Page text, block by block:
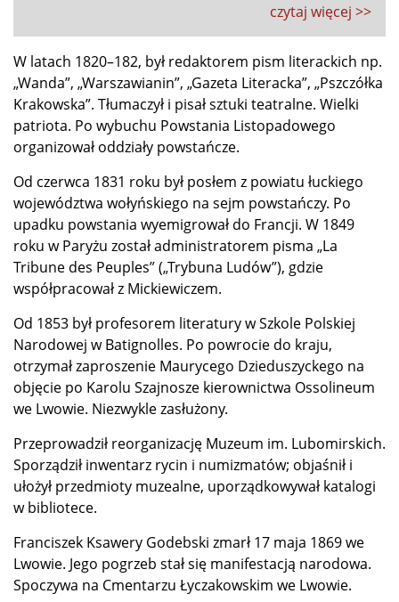
czytaj więcej >>
W latach 1820–182, był redaktorem pism literackich np.
„Wanda”, „Warszawianin”, „Gazeta Literacka”, „Pszczółka
Krakowska”. Tłumaczył i pisał sztuki teatralne. Wielki
patriota. Po wybuchu Powstania Listopadowego
organizował oddziały powstańcze.
Od czerwca 1831 roku był posłem z powiatu łuckiego
województwa wołyńskiego na sejm powstańczy. Po
upadku powstania wyemigrował do Francji. W 1849
roku w Paryżu został administratorem pisma „La
Tribune des Peuples” („Trybuna Ludów”), gdzie
współpracował z Mickiewiczem.
Od 1853 był profesorem literatury w Szkole Polskiej
Narodowej w Batignolles. Po powrocie do kraju,
otrzymał zaproszenie Maurycego Dzieduszyckego na
objęcie po Karolu Szajnosze kierownictwa Ossolineum
we Lwowie. Niezwykle zasłużony.
Przeprowadził reorganizację Muzeum im. Lubomirskich.
Sporządził inwentarz rycin i numizmatów; objaśnił i
ułożył przedmioty muzealne, uporządkowywał katalogi
w bibliotece.
Franciszek Ksawery Godebski zmarł 17 maja 1869 we
Lwowie. Jego pogrzeb stał się manifestacją narodowa.
Spoczywa na Cmentarzu Łyczakowskim we Lwowie.